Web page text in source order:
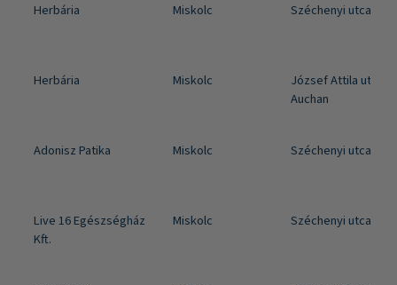
Herbária Miskolc Széchenyi utca 111.
Herbária Miskolc
József Attila utca
Auchan
Adonisz Patika Miskolc Széchenyi utca 36.
Live 16 Egészségház
Kft.
Miskolc Széchenyi utca 60.